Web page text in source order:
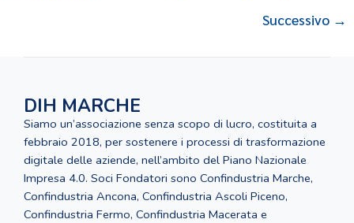
Successivo →
DIH MARCHE
Siamo un’associazione senza scopo di lucro, costituita a
febbraio 2018, per sostenere i processi di trasformazione
digitale delle aziende, nell’ambito del Piano Nazionale
Impresa 4.0. Soci Fondatori sono Confindustria Marche,
Confindustria Ancona, Confindustria Ascoli Piceno,
Confindustria Fermo, Confindustria Macerata e